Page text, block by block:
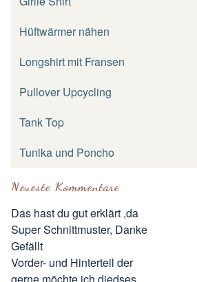
Hüftwärmer nähen
Longshirt mit Fransen
Pullover Upcycling
Tank Top
Tunika und Poncho
Neueste Kommentare
Das hast du gut erklärt ,da
Super Schnittmuster, Danke
Gefällt
Vorder- und Hinterteil der